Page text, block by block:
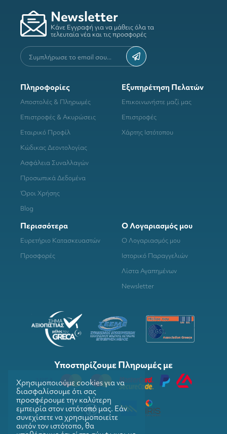
Newsletter
Κάνε Εγγραφή για να μάθεις όλα τα
τελευταία νέα και τις προσφορές
Πληροφορίες
Αποστολές & Πληρωμές
Επιστροφές & Ακυρώσεις
Εταιρικό Προφίλ
Κώδικας Δεοντολογίας
Ασφάλεια Συναλλαγών
Προσωπικά Δεδομένα
Όροι Χρήσης
Blog
Εξυπηρέτηση Πελατών
Επικοινωνήστε μαζί μας
Επιστροφές
Χάρτης Ιστότοπου
Περισσότερα
Ευρετήριο Κατασκευαστών
Προσφορές
Ο Λογαριασμός μου
Ο Λογαριασμός μου
Ιστορικό Παραγγελιών
Λίστα Αγαπημένων
Newsletter
Υποστηρίζουμε Πληρωμές με
Χρησιμοποιούμε cookies για να
διασφαλίσουμε ότι σας
προσφέρουμε την καλύτερη
εμπειρία στον ιστότοπό μας. Εάν
συνεχίσετε να χρησιμοποιείτε
αυτόν τον ιστότοπο, θα